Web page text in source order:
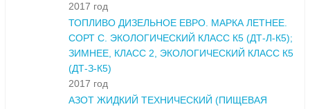
2017 год
ТОПЛИВО ДИЗЕЛЬНОЕ ЕВРО. МАРКА ЛЕТНЕЕ.
СОРТ С. ЭКОЛОГИЧЕСКИЙ КЛАСС К5 (ДТ-Л-К5);
ЗИМНЕЕ, КЛАСС 2, ЭКОЛОГИЧЕСКИЙ КЛАСС К5
(ДТ-З-К5)
2017 год
АЗОТ ЖИДКИЙ ТЕХНИЧЕСКИЙ (ПИЩЕВАЯ